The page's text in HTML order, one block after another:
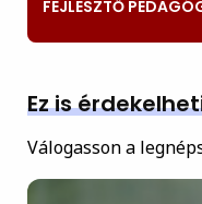
FEJLESZTŐ
Ez is
Válogasson a